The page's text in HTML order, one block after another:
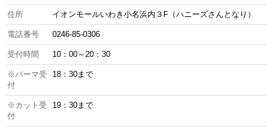
住所 イオンモールいわき小名浜内３F（ハニーズさんとなり）
電話番号 0246-85-0306
受付時間 10：00～20：30
※パーマ受
付
18：30まで
※カット受
付
19：30まで